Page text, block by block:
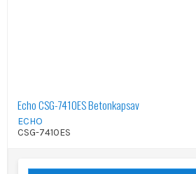
Echo CSG-7410ES Betonkapsav
ECHO
CSG-7410ES